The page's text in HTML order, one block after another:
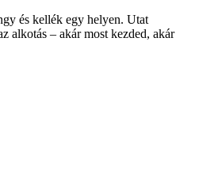
és kellék egy helyen. Utat
alkotás – akár most kezded, akár